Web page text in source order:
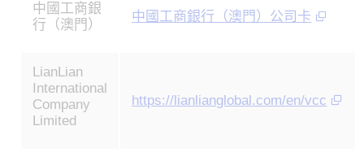
中國工商銀
行（澳門）
中國工商銀行（澳門）公司卡
LianLian
International
Company
Limited
https://lianlianglobal.com/en/vcc